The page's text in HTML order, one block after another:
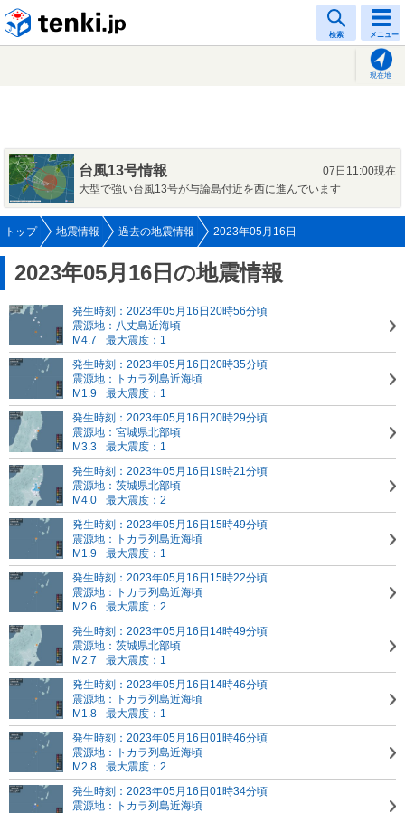
検索 メニュー
現在地
台風13号情報
07日11:00現在
大型で強い台風13号が与論島付近を西に進んでいます
トップ 地震情報 過去の地震情報 2023年05月16日
2023年05月16日の地震情報
発生時刻：2023年05月16日20時56分頃
震源地：八丈島近海頃
M4.7
最大震度：1
発生時刻：2023年05月16日20時35分頃
震源地：トカラ列島近海頃
M1.9
最大震度：1
発生時刻：2023年05月16日20時29分頃
震源地：宮城県北部頃
M3.3
最大震度：1
発生時刻：2023年05月16日19時21分頃
震源地：茨城県北部頃
M4.0
最大震度：2
発生時刻：2023年05月16日15時49分頃
震源地：トカラ列島近海頃
M1.9
最大震度：1
発生時刻：2023年05月16日15時22分頃
震源地：トカラ列島近海頃
M2.6
最大震度：2
発生時刻：2023年05月16日14時49分頃
震源地：茨城県北部頃
M2.7
最大震度：1
発生時刻：2023年05月16日14時46分頃
震源地：トカラ列島近海頃
M1.8
最大震度：1
発生時刻：2023年05月16日01時46分頃
震源地：トカラ列島近海頃
M2.8
最大震度：2
発生時刻：2023年05月16日01時34分頃
震源地：トカラ列島近海頃